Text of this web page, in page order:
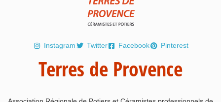
Instagram Twitter Facebook Pinterest
Terres de Provence